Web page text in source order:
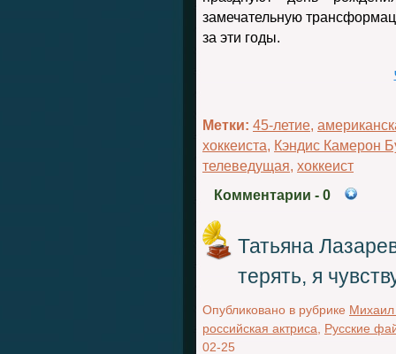
замечательную
за эти годы.
Метки: 45-летие,
хоккеиста, Кэндис Камерон
телеведущая, хоккеист
Комментарии - 0
Татьяна
терять, я
Опубликовано в рубрике
российская актриса
Русские
02-25